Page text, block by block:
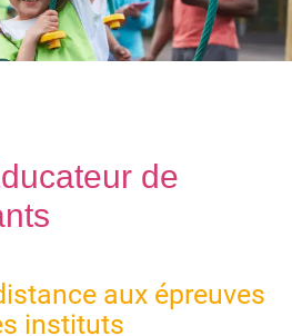
de
aux épreuves
instituts